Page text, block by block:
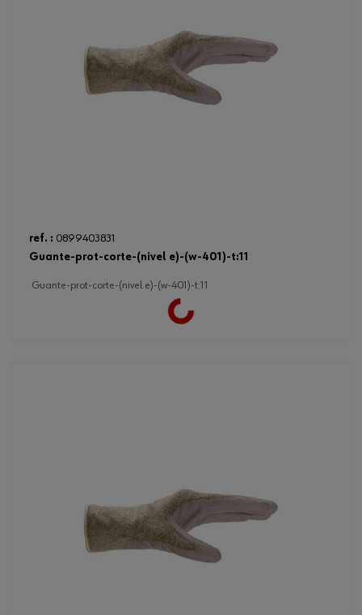
ref. : 0899403831
guante-prot-corte-(nivel e)-(w-401)-t:11
guante-prot-corte-(nivel e)-(w-401)-t:11
Loading...